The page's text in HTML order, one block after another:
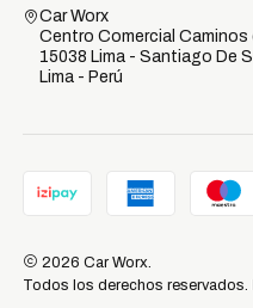
Car Worx
Centro Comercial Caminos
15038 Lima - Santiago De
Lima - Perú
2026 Car Worx.
Todos los derechos reservados.